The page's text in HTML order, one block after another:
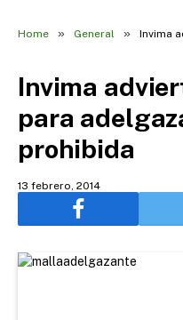
Home » General » Invima
Invima
para
prohibida
13 febrero, 2014